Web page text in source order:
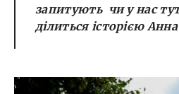
запитують чи у нас
ділиться історією